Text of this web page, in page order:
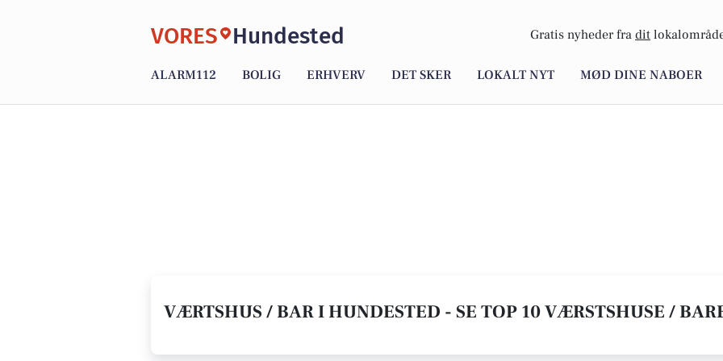
VORES Hundested Gratis nyheder fra dit
ALARM112 BOLIG ERHVERV DET SKER LOKALT NYT MØD DINE NABOER
VÆRTSHUS / BAR I HUNDESTED - SE TOP 10 VÆRSTSHUSE /